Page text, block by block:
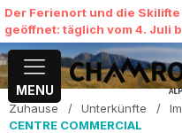
Der Ferienort und die
geöffnet: täglich vom 4. Juli
MENU
Zuhause / Unterkünfte /
CENTRE COMMERCIAL